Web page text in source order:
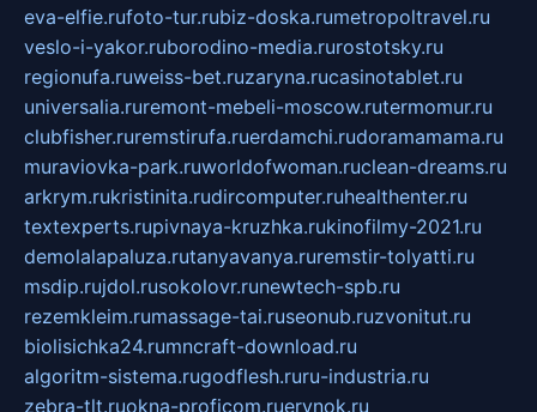
eva-elfie.rufoto-tur.rubiz-doska.rumetropoltravel.ru
veslo-i-yakor.ruborodino-media.rurostotsky.ru
regionufa.ruweiss-bet.ruzaryna.rucasinotablet.ru
universalia.ruremont-mebeli-moscow.rutermomur.ru
clubfisher.ruremstirufa.ruerdamchi.rudoramamama.ru
muraviovka-park.ruworldofwoman.ruclean-dreams.ru
arkrym.rukristinita.rudircomputer.ruhealthenter.ru
textexperts.rupivnaya-kruzhka.rukinofilmy-2021.ru
demolalapaluza.rutanyavanya.ruremstir-tolyatti.ru
msdip.rujdol.rusokolovr.runewtech-spb.ru
rezemkleim.rumassage-tai.ruseonub.ruzvonitut.ru
biolisichka24.rumncraft-download.ru
algoritm-sistema.rugodflesh.ruru-industria.ru
zebra-tlt.ruokna-proficom.ruerynok.ru